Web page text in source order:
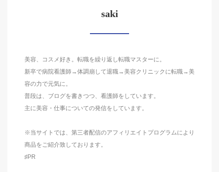
saki
美容、コスメ好き。転職を繰り返し転職マスターに。
新卒で病院看護師→体調崩して退職→美容クリニックに転職→美
容の力で元気に。
普段は、ブログを書きつつ、看護師をしています。
主に美容・仕事についての発信をしています。
※当サイトでは、第三者配信のアフィリエイトプログラムにより
商品をご紹介致しております。
♯PR